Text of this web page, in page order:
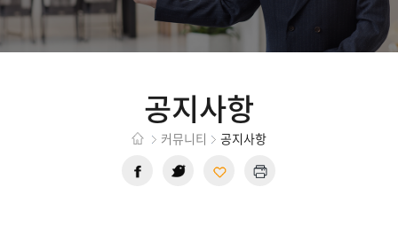
공지사항
커뮤니티 공지사항